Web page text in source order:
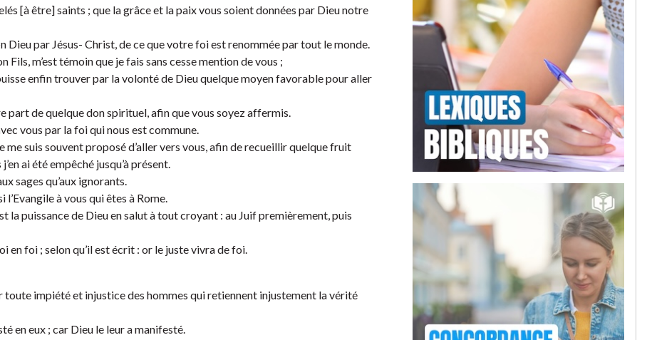
[à être] saints ; que la grâce et la paix vous soient données par Dieu notre
par Jésus- Christ, de ce que votre foi est renommée par tout le monde.
Fils, m’est témoin que je fais sans cesse mention de vous ;
enfin trouver par la volonté de Dieu quelque moyen favorable pour aller
de quelque don spirituel, afin que vous soyez affermis.
vous par la foi qui nous est commune.
suis souvent proposé d’aller vers vous, afin de recueillir quelque fruit
ai été empêché jusqu’à présent.
sages qu’aux ignorants.
l’Evangile à vous qui êtes à Rome.
la puissance de Dieu en salut à tout croyant : au Juif premièrement, puis
en foi ; selon qu’il est écrit : or le juste vivra de foi.
toute impiété et injustice des hommes qui retiennent injustement la vérité
en eux ; car Dieu le leur a manifesté.